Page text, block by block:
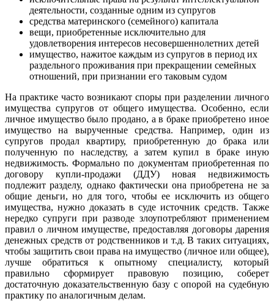
деятельности, созданные одним из супругов
средства материнского (семейного) капитала
вещи, приобретенные исключительно для
удовлетворения интересов несовершеннолетних детей
имущество, нажитое каждым из супругов в период их
раздельного проживания при прекращении семейных
отношений, при признании его таковым судом
На практике часто возникают споры при разделении личного
имущества супругов от общего имущества. Особенно, если
личное имущество было продано, а в браке приобретено иное
имущество на вырученные средства. Например, один из
супругов продал квартиру, приобретенную до брака или
полученную по наследству, а затем купил в браке иную
недвижимость. Формально по документам приобретенная по
договору купли-продажи (ДДУ) новая недвижимость
подлежит разделу, однако фактически она приобретена не за
общие деньги, но для того, чтобы ее исключить из общего
имущества, нужно доказать в суде источник средств. Также
нередко супруги при разводе злоупотребляют применением
правил о личном имуществе, предоставляя договоры дарения
денежных средств от родственников и т.д. В таких ситуациях,
чтобы защитить свои права на имущество (личное или общее),
лучше обратиться к опытному специалисту, который
правильно сформирует правовую позицию, соберет
достаточную доказательственную базу с опорой на судебную
практику по аналогичным делам.